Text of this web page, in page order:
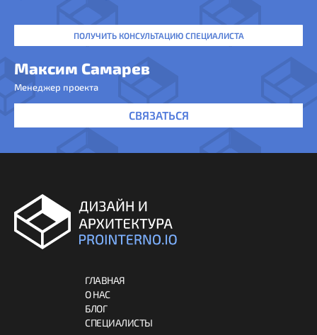
ПОЛУЧИТЬ КОНСУЛЬТАЦИЮ СПЕЦИАЛИСТА
Максим Самарев
Менеджер проекта
СВЯЗАТЬСЯ
ГЛАВНАЯ
О НАС
БЛОГ
СПЕЦИАЛИСТЫ